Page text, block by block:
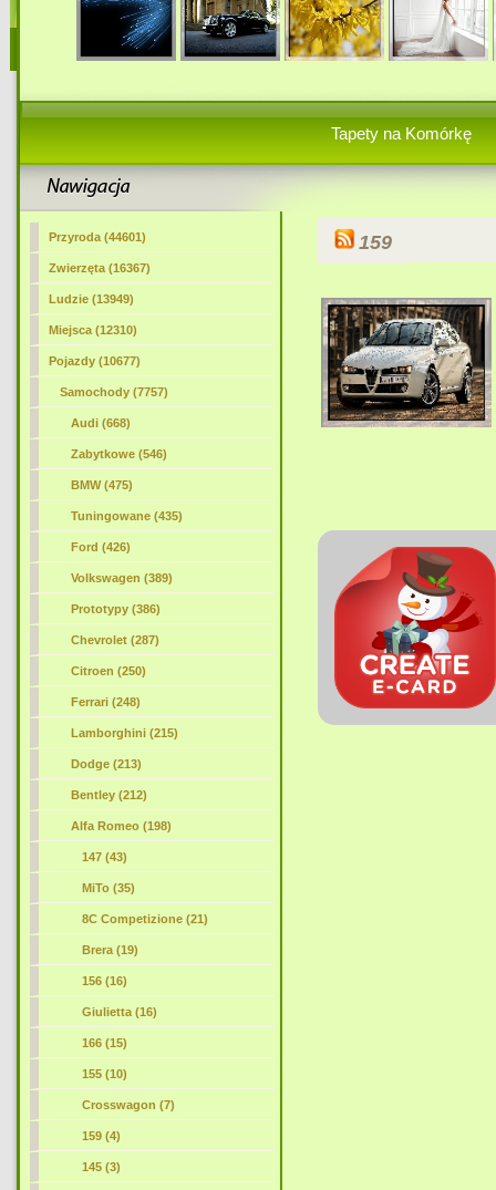
Tapety na Komórkę
Przyroda (44601)
Zwierzęta (16367)
Ludzie (13949)
Miejsca (12310)
Pojazdy (10677)
Samochody (7757)
Audi (668)
Zabytkowe (546)
BMW (475)
Tuningowane (435)
Ford (426)
Volkswagen (389)
Prototypy (386)
Chevrolet (287)
Citroen (250)
Ferrari (248)
Lamborghini (215)
Dodge (213)
Bentley (212)
Alfa Romeo (198)
147 (43)
MiTo (35)
8C Competizione (21)
Brera (19)
156 (16)
Giulietta (16)
166 (15)
155 (10)
Crosswagon (7)
159 (4)
145 (3)
159